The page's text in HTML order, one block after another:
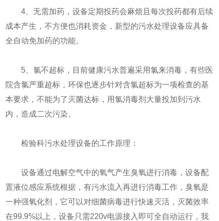
4、无需加药，设备定期投药会麻烦且每次投药都有后续
成本产生，不方便也消耗资金，新型的污水处理设备应具备
全自动免加药的功能。
5、氯不超标，目前健康污水普遍采用氯来消毒，有些医
院含氯严重超标，环保也逐步针对含氯超标为一项检查的基
本要求，不能为了灭菌达标，用氯消毒剂大量投加到污水
内，造成二次污染。
检验科污水处理设备的工作原理：
设备通过电解空气中的氧气产生臭氧进行消毒，设备配
置液位感应系统根据，有污水流入再进行消毒工作，臭氧是
一种强氧化剂，它可以对细菌病毒进行快速灭活，灭菌效率
在99.9%以上，设备只需220v电源接入即可全自动运行，我